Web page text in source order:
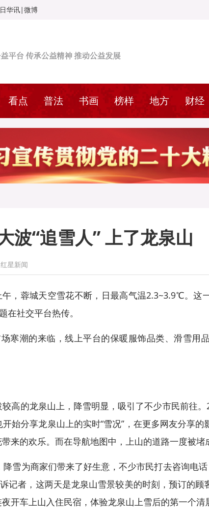
华讯|微博
看点 普法 书画 榜样 地方 财经
波“追雪人” 上了龙泉山
星新闻
蓉城天空雪花不断，日最高气温2.3~3.9℃。这
在社交平台热传。
潮的来临，线上平台的保暖服饰品类、滑雪用
的龙泉山上，降雪明显，吸引了不少市民前往。
始分享龙泉山上的实时“雪况”，在更多网友分享的
的欢乐。而在导航地图中，上山的道路一度被堵成
为商家们带来了好生意，不少市民打去咨询电话
记者，这两天是龙泉山雪景较美的时刻，预订的
开车上山入住民宿，体验龙泉山上雪后的第一个清